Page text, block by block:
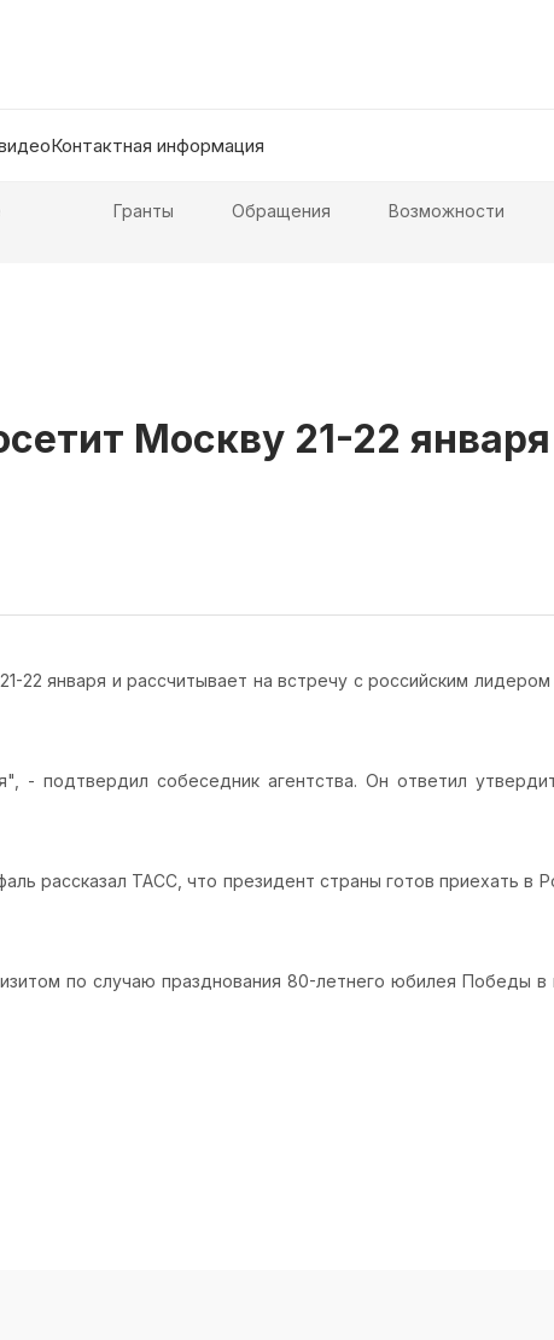
Контактная информация
Гранты Обращения Возможности
Москву 21-22 января
22 января и рассчитывает на встречу с российским лидером
подтвердил собеседник агентства. Он ответил
рассказал ТАСС, что президент страны готов приехать
по случаю празднования 80-летнего юбилея Победы